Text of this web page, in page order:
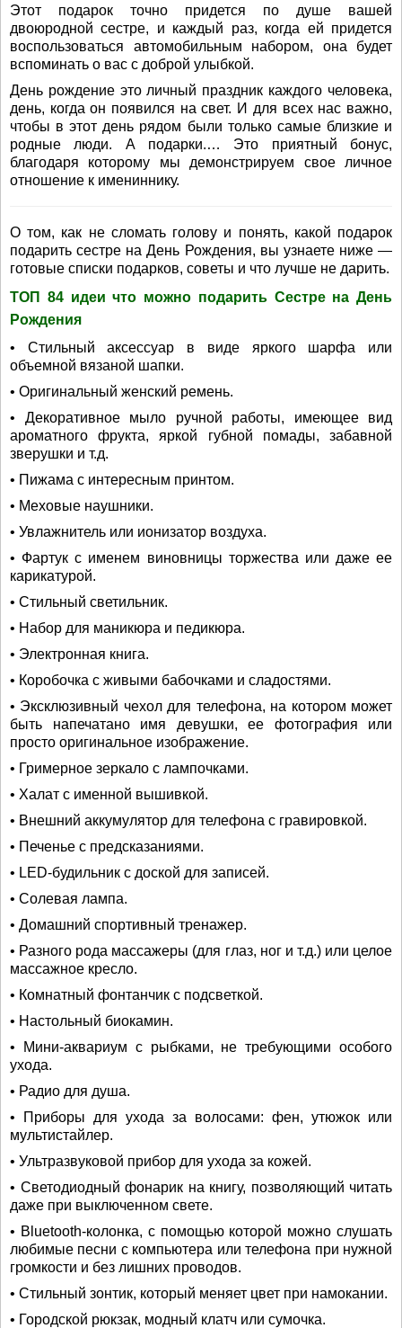
Этот подарок точно придется по душе вашей
двоюродной сестре, и каждый раз, когда ей придется
воспользоваться автомобильным набором, она будет
вспоминать о вас с доброй улыбкой.
День рождение это личный праздник каждого человека,
день, когда он появился на свет. И для всех нас важно,
чтобы в этот день рядом были только самые близкие и
родные люди. А подарки.… Это приятный бонус,
благодаря которому мы демонстрируем свое личное
отношение к имениннику.
О том, как не сломать голову и понять, какой подарок
подарить сестре на День Рождения, вы узнаете ниже —
готовые списки подарков, советы и что лучше не дарить.
ТОП 84 идеи что можно подарить Сестре на День
Рождения
• Стильный аксессуар в виде яркого шарфа или
объемной вязаной шапки.
• Оригинальный женский ремень.
• Декоративное мыло ручной работы, имеющее вид
ароматного фрукта, яркой губной помады, забавной
зверушки и т.д.
• Пижама с интересным принтом.
• Меховые наушники.
• Увлажнитель или ионизатор воздуха.
• Фартук с именем виновницы торжества или даже ее
карикатурой.
• Стильный светильник.
• Набор для маникюра и педикюра.
• Электронная книга.
• Коробочка с живыми бабочками и сладостями.
• Эксклюзивный чехол для телефона, на котором может
быть напечатано имя девушки, ее фотография или
просто оригинальное изображение.
• Гримерное зеркало с лампочками.
• Халат с именной вышивкой.
• Внешний аккумулятор для телефона с гравировкой.
• Печенье с предсказаниями.
• LED-будильник с доской для записей.
• Солевая лампа.
• Домашний спортивный тренажер.
• Разного рода массажеры (для глаз, ног и т.д.) или целое
массажное кресло.
• Комнатный фонтанчик с подсветкой.
• Настольный биокамин.
• Мини-аквариум с рыбками, не требующими особого
ухода.
• Радио для душа.
• Приборы для ухода за волосами: фен, утюжок или
мультистайлер.
• Ультразвуковой прибор для ухода за кожей.
• Светодиодный фонарик на книгу, позволяющий читать
даже при выключенном свете.
• Bluetooth-колонка, с помощью которой можно слушать
любимые песни с компьютера или телефона при нужной
громкости и без лишних проводов.
• Стильный зонтик, который меняет цвет при намокании.
• Городской рюкзак, модный клатч или сумочка.